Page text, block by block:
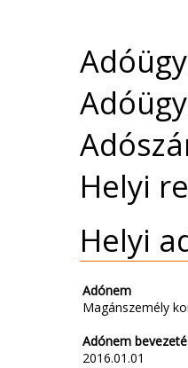
Helyi
Helyi
Adónem
Magánszemély
Adónem
2016.01.01